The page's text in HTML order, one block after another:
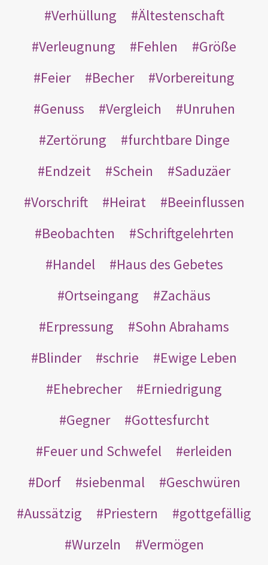
Verhüllung
Ältestenschaft
Verleugnung
Fehlen
Größe
Feier
Becher
Vorbereitung
Genuss
Vergleich
Unruhen
Zertörung
furchtbare Dinge
Endzeit
Schein
Saduzäer
Vorschrift
Heirat
Beeinflussen
Beobachten
Schriftgelehrten
Handel
Haus des Gebetes
Ortseingang
Zachäus
Erpressung
Sohn Abrahams
Blinder
schrie
Ewige Leben
Ehebrecher
Erniedrigung
Gegner
Gottesfurcht
Feuer und Schwefel
erleiden
Dorf
siebenmal
Geschwüren
Aussätzig
Priestern
gottgefällig
Wurzeln
Vermögen